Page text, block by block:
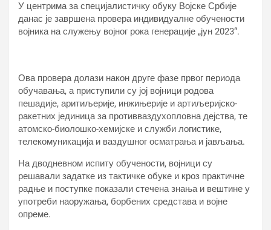
У центрима за специјалистичку обуку Војске Србије
данас је завршена провера индивидуалне обучености
војника на служењу војног рока генерације „јун 2023“.
Ова провера долази након друге фазе првог периода
обучавања, а приступили су јој војници родова
пешадије, аритиљерије, инжињерије и артиљеријско-
ракетних јединица за противваздухопловна дејства, те
атомско-биолошко-хемијске и служби логистике,
телекомуникација и ваздушног осматрања и јављања.
На дводневном испиту обучености, војници су
решавали задатке из тактичке обуке и кроз практичне
радње и поступке показали стечена знања и вештине у
употреби наоружања, борбених средстава и војне
опреме.